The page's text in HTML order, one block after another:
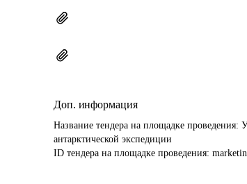
Доп. информация
Название тендера на площадке проведения:
антарктической экспедиции
ID тендера на площадке проведения: